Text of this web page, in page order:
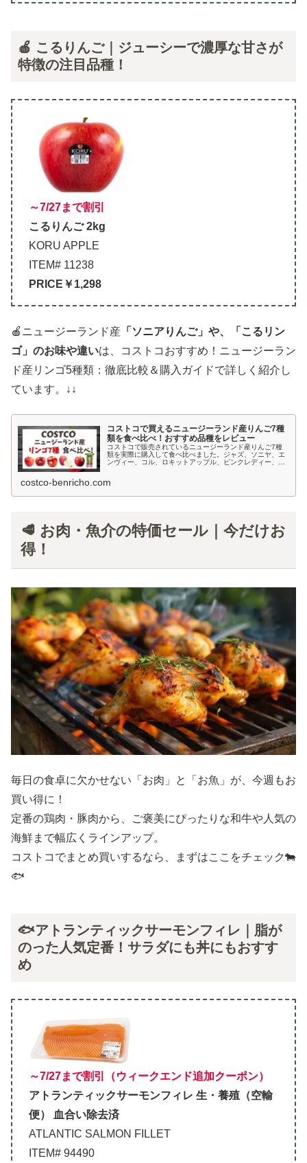
🍎 こるりんご｜ジューシーで濃厚な甘さが
特徴の注目品種！
～7/27まで割引
こるりんご 2kg
KORU APPLE
ITEM# 11238
PRICE￥1,298
🍎ニュージーランド産 「ソニアりんご」や、「こるリン
ゴ」のお味や違いは、コストコおすすめ！ニュージーラン
ド産リンゴ5種類：徹底比較＆購入ガイドで詳しく紹介し
ています。↓↓
コストコで買えるニュージーランド産りんご7種
類を食べ比べ！おすすめ品種をレビュー
コストコで販売されているニュージーランド産りんご7種
類を実際に購入して食べ比べました。ジャズ、ソニヤ、エ
ンヴィー、コル、ロキットアップル、ピンクレディー、ブ
costco-benricho.com
🥩 お肉・魚介の特価セール｜今だけお
得！
毎日の食卓に欠かせない「お肉」と「お魚」が、今週もお
買い得に！
定番の鶏肉・豚肉から、ご褒美にぴったりな和牛や人気の
海鮮まで幅広くラインアップ。
コストコでまとめ買いするなら、まずはここをチェック🐄
🐟
🐟アトランティックサーモンフィレ｜脂が
のった人気定番！サラダにも丼にもおすす
め
～7/27まで割引（ウィークエンド追加クーポン）
アトランティックサーモンフィレ 生・養殖（空輸
便） 血合い除去済
ATLANTIC SALMON FILLET
ITEM# 94490